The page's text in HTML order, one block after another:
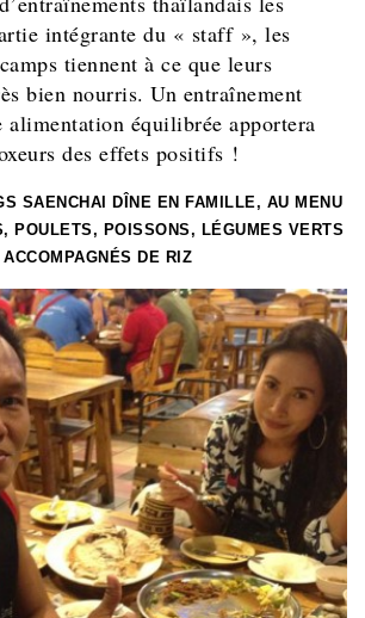
intégrante du « staff », les
tiennent à ce que leurs
bien nourris. Un entraînement
alimentation équilibrée apportera
des effets positifs !
SAENCHAI DÎNE EN FAMILLE, AU MENU
POULETS, POISSONS, LÉGUMES VERTS
ACCOMPAGNÉS DE RIZ